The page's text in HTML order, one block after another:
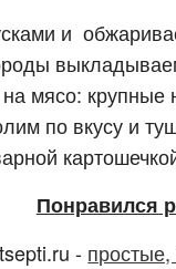
и
мясо: крупные
по вкусу и
Понравился
-